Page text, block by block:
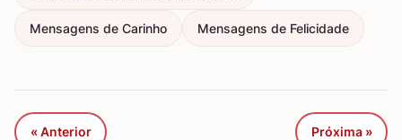
Mensagens de Carinho Mensagens de Felicidade
« Anterior Próxima »